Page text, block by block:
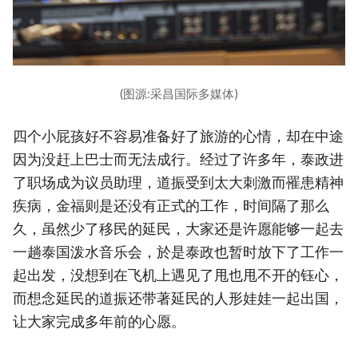
(图源:采昌国际多媒体)
四个小屁孩好不容易准备好了旅游的心情，却在中途
因为没赶上巴士而无法成行。经过了许多年，泰政进
了职场成为议员助理，道振受到太大刺激而罹患精神
疾病，金福则是还没有正式的工作，时间隔了那么
久，虽然少了移民的延民，大家还是许愿能够一起去
一趟泰国泼水音乐会，於是泰政也暂时放下了工作一
起出发，没想到在飞机上遇见了甩也甩不开的钰心，
而想念延民的道振还带著延民的人形娃娃一起出国，
让大家完成多年前的心愿。